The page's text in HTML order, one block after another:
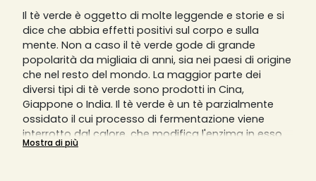
Il tè verde è oggetto di molte leggende e storie e si
dice che abbia effetti positivi sul corpo e sulla
mente. Non a caso il tè verde gode di grande
popolarità da migliaia di anni, sia nei paesi di origine
che nel resto del mondo. La maggior parte dei
diversi tipi di tè verde sono prodotti in Cina,
Giappone o India. Il tè verde è un tè parzialmente
ossidato il cui processo di fermentazione viene
interrotto dal calore, che modifica l'enzima in esso
contenuto. Il colore verde e il gusto rinfrescante,
Mostra di più